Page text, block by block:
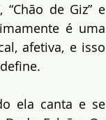
“Chão de Giz” e
é uma
afetiva, e isso
ela canta e se